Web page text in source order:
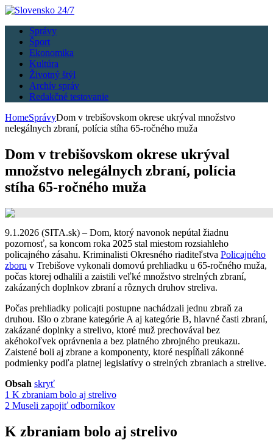
Správy
Šport
Ekonomika
Kultúra
Životný štýl
Archív správ
Redakčné testovanie
HomeSprávyDom v trebišovskom okrese ukrýval množstvo
nelegálnych zbraní, polícia stíha 65-ročného muža
Dom v trebišovskom okrese ukrýval
množstvo nelegálnych zbraní, polícia
stíha 65-ročného muža
9.1.2026 (SITA.sk) – Dom, ktorý navonok nepútal žiadnu
pozornosť, sa koncom roka 2025 stal miestom rozsiahleho
policajného zásahu. Kriminalisti Okresného riaditeľstva Policajného
zboru v Trebišove vykonali domovú prehliadku u 65‑ročného muža,
počas ktorej odhalili a zaistili veľké množstvo strelných zbraní,
zakázaných doplnkov zbraní a rôznych druhov streliva.
Počas prehliadky policajti postupne nachádzali jednu zbraň za
druhou. Išlo o zbrane kategórie A aj kategórie B, hlavné časti zbraní,
zakázané doplnky a strelivo, ktoré muž prechovával bez
akéhokoľvek oprávnenia a bez platného zbrojného preukazu.
Zaistené boli aj zbrane a komponenty, ktoré nespĺňali zákonné
podmienky podľa platnej legislatívy o strelných zbraniach a strelive.
Obsah skryť
1 K zbraniam bolo aj strelivo
2 Museli zapojiť odborníkov
K zbraniam bolo aj strelivo